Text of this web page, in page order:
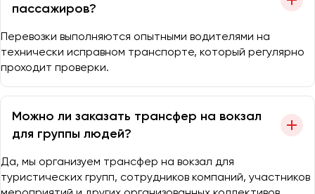
пассажиров?
Перевозки выполняются опытными водителями на
технически исправном транспорте, который регулярно
проходит проверки.
Можно ли заказать трансфер на вокзал
для группы людей?
Да, мы организуем трансфер на вокзал для
туристических групп, сотрудников компаний, участников